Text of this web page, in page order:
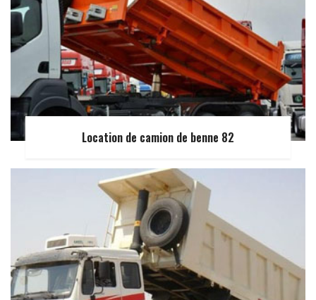
Location de camion de benne 82